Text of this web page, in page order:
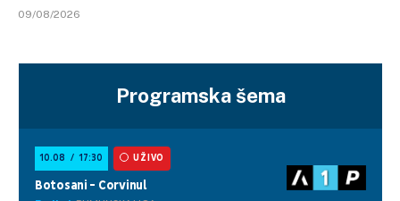
09/08/2026
Programska šema